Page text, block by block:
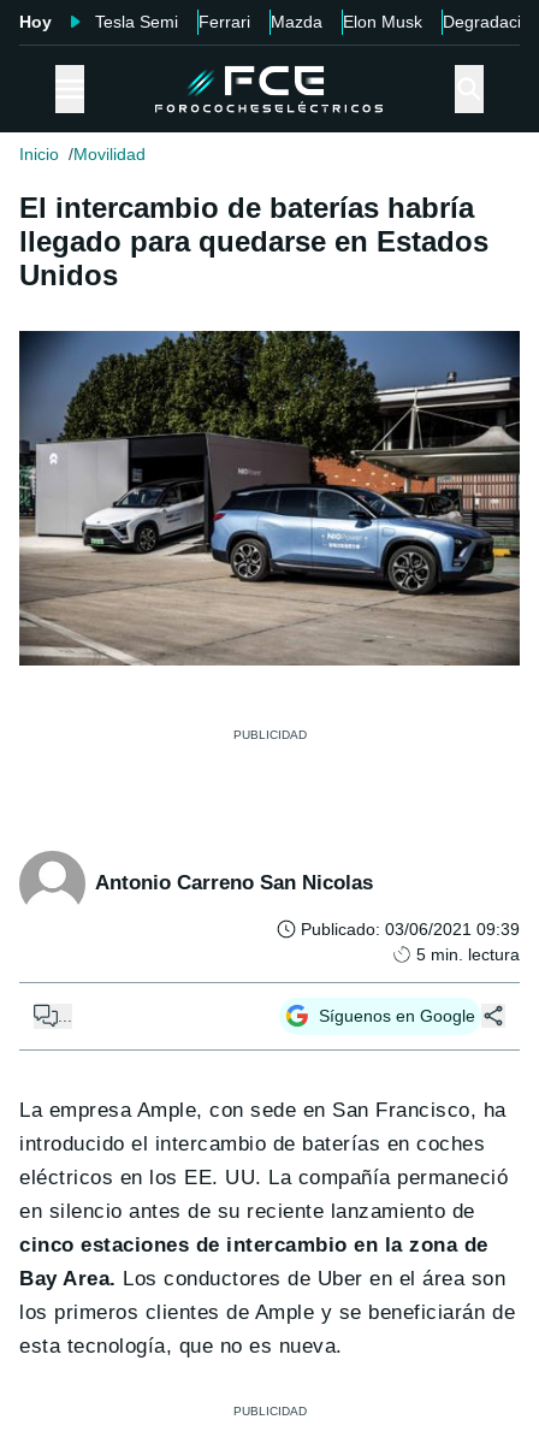
Hoy Tesla Semi Ferrari Mazda Elon Musk Degradación
Inicio Movilidad
El intercambio de baterías habría
llegado para quedarse en Estados
Unidos
Antonio Carreno San Nicolas
Publicado: 03/06/2021 09:39
5 min. lectura
Síguenos en Google
La empresa Ample, con sede en San Francisco, ha
introducido el intercambio de baterías en coches
eléctricos en los EE. UU. La compañía permaneció
en silencio antes de su reciente lanzamiento de
cinco estaciones de intercambio en la zona de
Bay Area. Los conductores de Uber en el área son
los primeros clientes de Ample y se beneficiarán de
esta tecnología, que no es nueva.